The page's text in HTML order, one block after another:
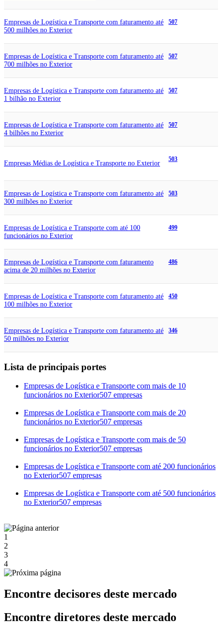
Empresas de Logística e Transporte com faturamento até
500 milhões no Exterior
507
Empresas de Logística e Transporte com faturamento até
700 milhões no Exterior
507
Empresas de Logística e Transporte com faturamento até
1 bilhão no Exterior
507
Empresas de Logística e Transporte com faturamento até
4 bilhões no Exterior
507
Empresas Médias de Logística e Transporte no Exterior
503
Empresas de Logística e Transporte com faturamento até
300 milhões no Exterior
503
Empresas de Logística e Transporte com até 100
funcionários no Exterior
499
Empresas de Logística e Transporte com faturamento
acima de 20 milhões no Exterior
486
Empresas de Logística e Transporte com faturamento até
100 milhões no Exterior
450
Empresas de Logística e Transporte com faturamento até
50 milhões no Exterior
346
Lista de principais portes
Empresas de Logística e Transporte com mais de 10
funcionários no Exterior507 empresas
Empresas de Logística e Transporte com mais de 20
funcionários no Exterior507 empresas
Empresas de Logística e Transporte com mais de 50
funcionários no Exterior507 empresas
Empresas de Logística e Transporte com até 200 funcionários
no Exterior507 empresas
Empresas de Logística e Transporte com até 500 funcionários
no Exterior507 empresas
1
2
3
4
Encontre decisores deste mercado
Encontre diretores deste mercado